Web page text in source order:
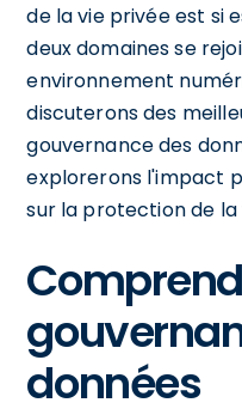
de la vie privée est si
deux domaines se
environnement
discuterons des
gouvernance des
explorerons l'impact
sur la protection de la
données